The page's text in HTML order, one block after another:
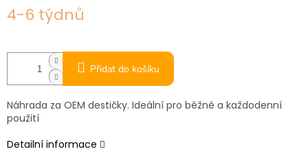
cena:
4-6 týdnů
Přidat do košíku
Náhrada za OEM destičky. Ideální pro běžné a každodenní
použití
Detailní informace